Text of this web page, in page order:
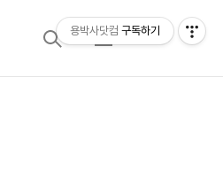
검
메
용박사닷컴 구독하기